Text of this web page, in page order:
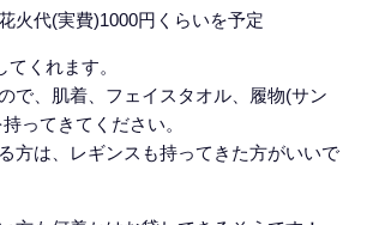
火代(実費)1000円くらいを予定
くれます。
で、肌着、フェイスタオル、履物(サン
ってきてください。
方は、レギンスも持ってきた方がいいで